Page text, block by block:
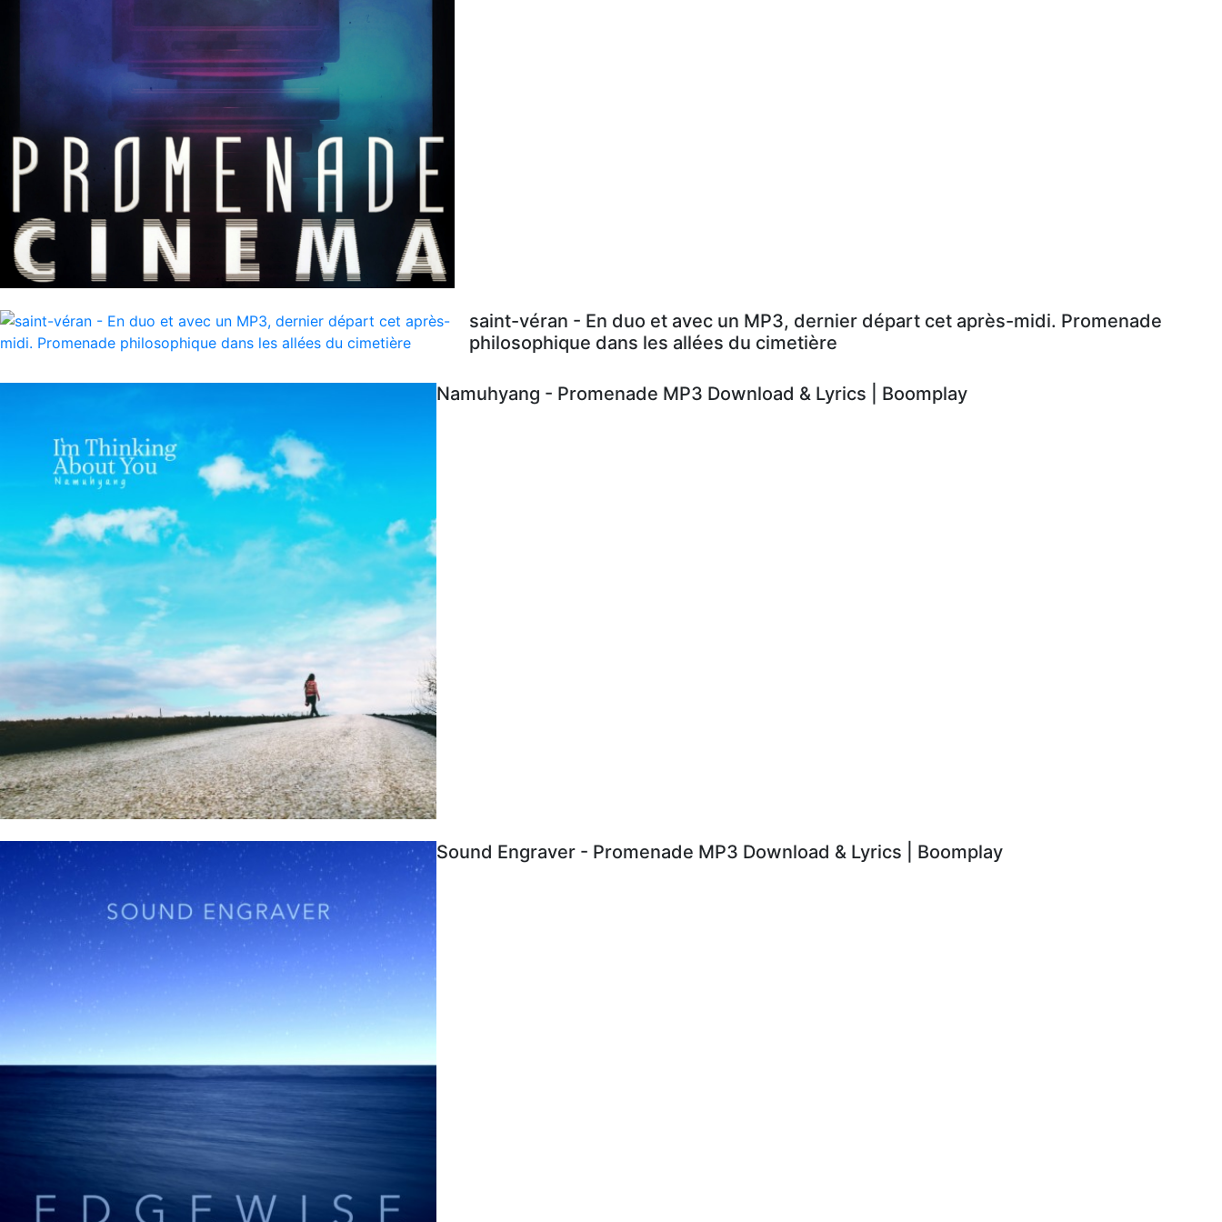
saint-véran - En duo et avec un MP3, dernier départ cet après-midi. Promenade
philosophique dans les allées du cimetière
Namuhyang - Promenade MP3 Download & Lyrics | Boomplay
Sound Engraver - Promenade MP3 Download & Lyrics | Boomplay